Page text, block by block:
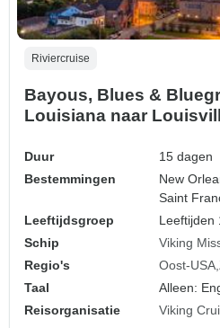
Riviercruise
Bayous, Blues &
Louisiana naar
Duur
15 dagen
Bestemmingen
New
Saint
Leeftijdsgroep
Leeftijden
Schip
Viking
Regio's
Oost-USA
Taal
Alleen:
Reisorganisatie
Viking